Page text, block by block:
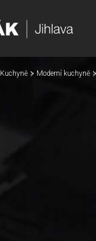
Kuchyně Moderní kuchyně